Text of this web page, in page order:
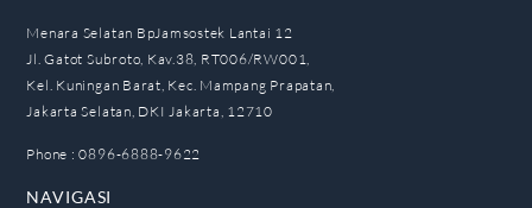
Menara Selatan BpJamsostek Lantai 12
Jl. Gatot Subroto, Kav.38, RT006/RW001,
Kel. Kuningan Barat, Kec. Mampang Prapatan,
Jakarta Selatan, DKI Jakarta, 12710
Phone : 0896-6888-9622
NAVIGASI